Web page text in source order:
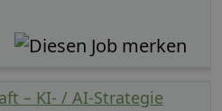
– KI- / AI-Strategie